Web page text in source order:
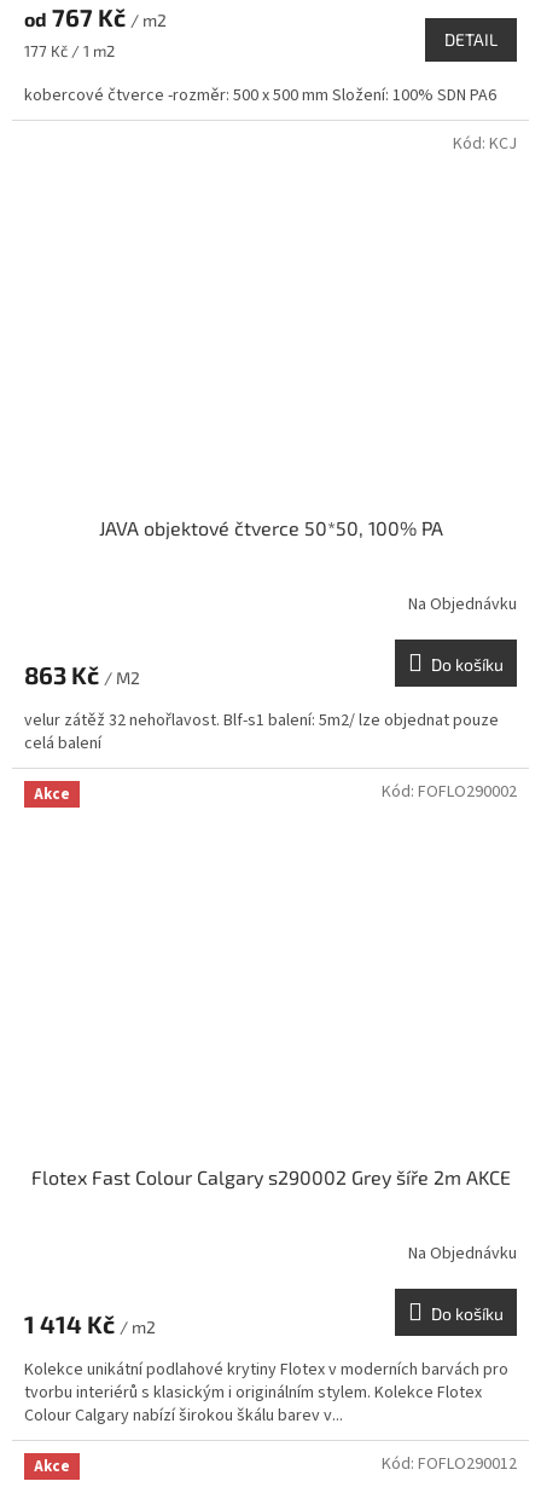
od 767 Kč / m2
Měrná
177 Kč / 1 m2
DETAIL
kobercové čtverce -rozměr: 500 x 500 mm Složení: 100% SDN PA6
JAVA objektové čtverce 50*50, 100% PA
Na Objednávku
863 Kč / M2
Do košíku
velur zátěž 32 nehořlavost. Blf-s1 balení: 5m2/ lze objednat pouze
celá balení
Kód: KCJ
Akce
Flotex Fast Colour Calgary s290002 Grey šíře 2m AKCE
Na Objednávku
1 414 Kč / m2
Do košíku
Kolekce unikátní podlahové krytiny Flotex v moderních barvách pro
tvorbu interiérů s klasickým i originálním stylem. Kolekce Flotex
Colour Calgary nabízí širokou škálu barev v...
Kód: FOFLO290002
Akce Kód: FOFLO290012